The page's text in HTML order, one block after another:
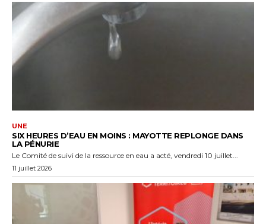
UNE
SIX HEURES D’EAU EN MOINS : MAYOTTE REPLONGE DANS
LA PÉNURIE
Le Comité de suivi de la ressource en eau a acté, vendredi 10 juillet...
11 juillet 2026